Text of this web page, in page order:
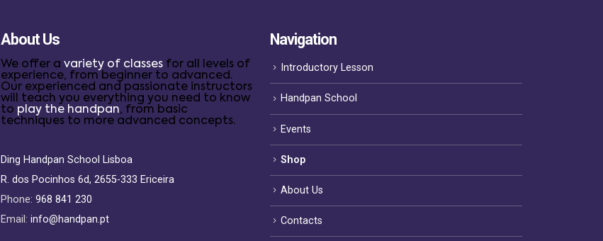
About Us
We offer a variety of classes for all levels of
experience, from beginner to advanced.
Our experienced and passionate instructors
will teach you everything you need to know
to play the handpan, from basic
techniques to more advanced concepts.
Ding Handpan School Lisboa
R. dos Pocinhos 6d, 2655-333 Ericeira
Phone: 968 841 230
Email: info@handpan.pt
Navigation
Introductory Lesson
Handpan School
Events
Shop
About Us
Contacts